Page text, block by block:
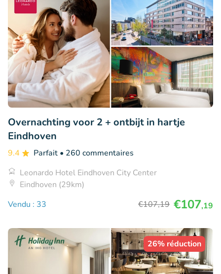
Overnachting voor 2 + ontbijt in hartje
Eindhoven
9.4 Parfait • 260 commentaires
Leonardo Hotel Eindhoven City Center
Eindhoven (29km)
Vendu : 33
€107,19 €107,19
26% réduction